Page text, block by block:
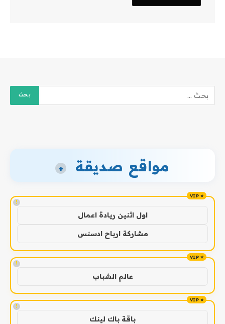
مواقع صديقة +
!
اول اثنين ريادة اعمال
مشاركة ارباح ادسنس
!
عالم الشباب
!
باقة باك لينك